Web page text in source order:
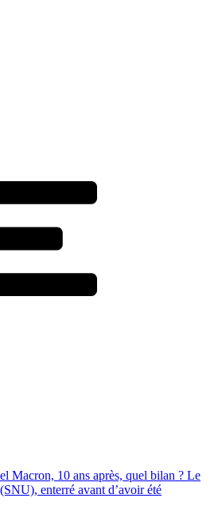
Macron, 10 ans après, quel bilan ? Le
enterré avant d’avoir été